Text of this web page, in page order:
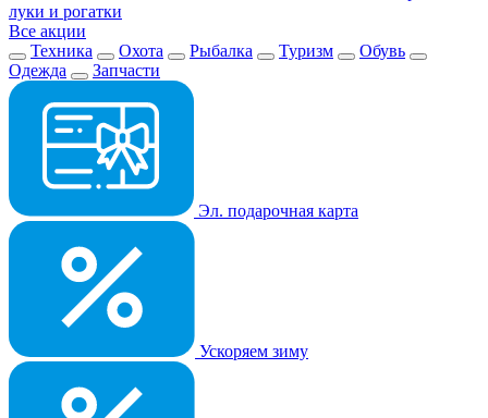
луки и рогатки
Все акции
Техника
Охота Рыбалка Туризм
Обувь
Одежда
Запчасти
Эл. подарочная карта
Ускоряем зиму